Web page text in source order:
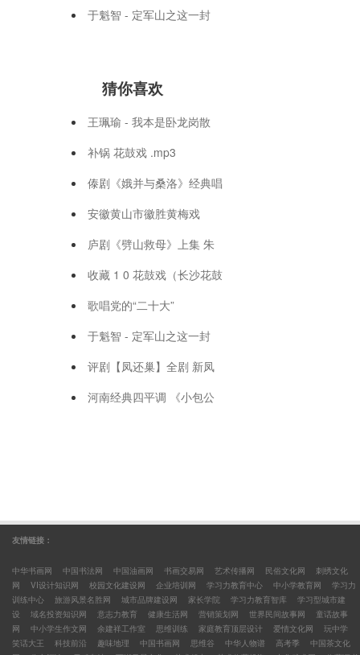
于魁智 - 定军山之这一封
猜你喜欢
王珮瑜 - 我本是卧龙岗散
补锅 花鼓戏 .mp3
傣剧《娥并与桑洛》经典唱
安徽黄山市徽胜黄梅戏
庐剧《劈山救母》上集 朱
收藏 1 0 花鼓戏（长沙花鼓
歌唱党的“二十大”
于魁智 - 定军山之这一封
评剧【凤还巢】全剧 新凤
河南经典四平调 《小包公
友情链接：
中华书画网 中国书法网 中国油画网 书画交易网 艺术传播网 民俗文化网
刺绣文化
网
VI设计知识网 校园文化建设网 企业培训网 学习力教育中心 中小学教育网
学习力
训练中心
旅游风景名胜网 城市品牌建设网 家长学院 学习力教育智库
学习型城市建
设
域名投资知识网 意志力教育 健康生活网 营销策划网 世界民间故事网
童话故事
网
中小学生作文网 余建祥工作室 思维训练 家庭教育顶层设计 爱情文化网
玩中学
笑话大王
科技前沿 趣味地理 中国书画网 思维谷 中华人物谱 高考季
中国茶文化